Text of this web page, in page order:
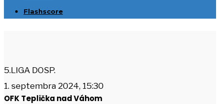
Flashscore
5.LIGA DOSP.
1. septembra 2024, 15:30
OFK Teplička nad Váhom